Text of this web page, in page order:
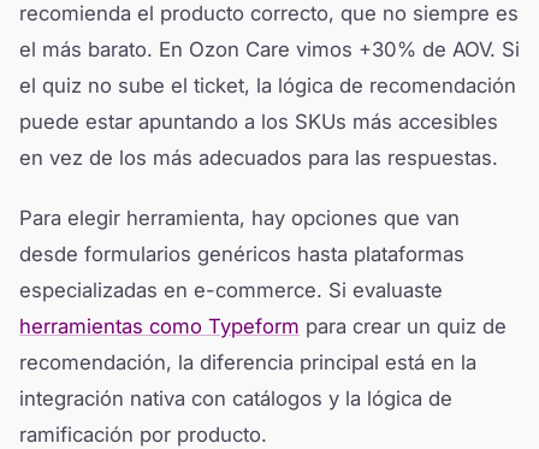
recomienda el producto correcto, que no siempre es
el más barato. En Ozon Care vimos +30% de AOV. Si
el quiz no sube el ticket, la lógica de recomendación
puede estar apuntando a los SKUs más accesibles
en vez de los más adecuados para las respuestas.
Para elegir herramienta, hay opciones que van
desde formularios genéricos hasta plataformas
especializadas en e-commerce. Si evaluaste
herramientas como Typeform para crear un quiz de
recomendación, la diferencia principal está en la
integración nativa con catálogos y la lógica de
ramificación por producto.